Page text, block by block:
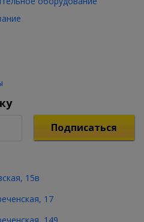
Подписаться
15в
17